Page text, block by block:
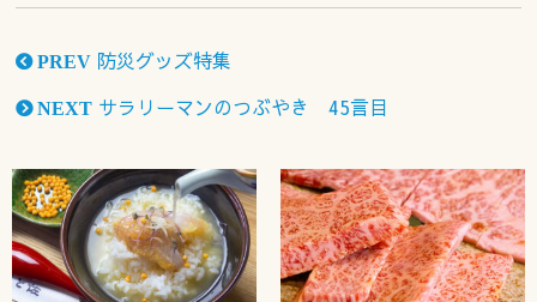
PREV 防災グッズ特集
NEXT サラリーマンのつぶやき 45言目